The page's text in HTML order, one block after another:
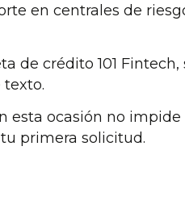
en centrales de
de crédito 101 Fintech,
esta ocasión no
primera solicitud.